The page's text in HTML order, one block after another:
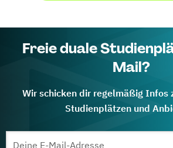
Freie duale
Mail?
Wir schicken dir regelmäßig Infos
Studienplätzen und